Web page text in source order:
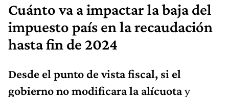
Cuánto va a impactar la baja del
impuesto país en la recaudación
hasta fin de 2024
Desde el punto de vista fiscal, si el
gobierno no modificara la alícuotay